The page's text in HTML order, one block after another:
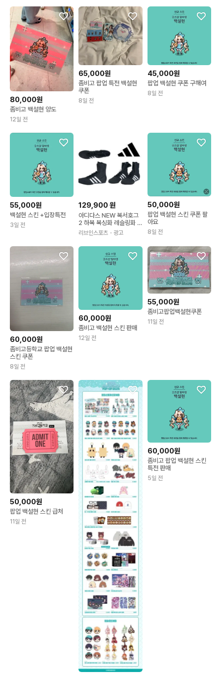
80,000원
좀비고 백설현 양도
12일 전
65,000원
좀비고 팝업 특전 백설현
쿠폰
8일 전
45,000원
팝업 백설현 쿠폰 구해여
8일 전
55,000원
백설현 스킨 +입장특전
3일 전
129,900원
아디다스 NEW 복서호그
2 하복 복싱화 레슬링화 F
X0561
리브인스포츠 ・광고
50,000원
팝업 백설현 스킨 쿠폰 팔
아요
8일 전
60,000원
좀비고등학교 팝업 백설현
스킨 쿠폰
8일 전
60,000원
좀비고 백설현 스킨 판매
12일 전
55,000원
좀비고팝업백설현쿠폰
11일 전
50,000원
팝업 백설현 스킨 급처
11일 전
60,000원
좀비고 팝업 백설현 스킨
특전 판매
5일 전